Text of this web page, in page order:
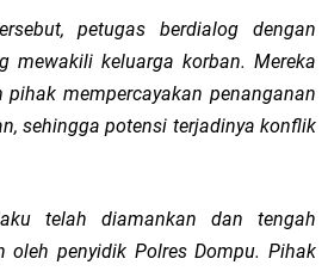
petugas berdialog dengan
mewakili keluarga korban. Mereka
mempercayakan penanganan
sehingga potensi terjadinya konflik
telah diamankan dan tengah
oleh penyidik Polres Dompu. Pihak